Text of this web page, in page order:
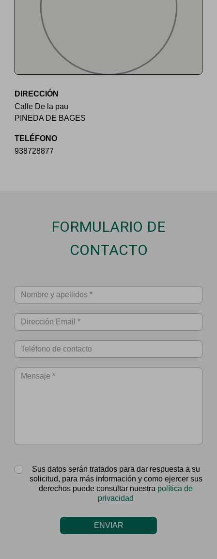
DIRECCIÓN
Calle De la pau
PINEDA DE BAGES
TELÉFONO
938728877
FORMULARIO DE
CONTACTO
Sus datos serán tratados para dar respuesta a su
solicitud, para más información y como ejercer sus
derechos puede consultar nuestra política de
privacidad
ENVIAR